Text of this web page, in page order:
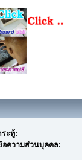
ระทู้:
อความส่วนบุคคล: